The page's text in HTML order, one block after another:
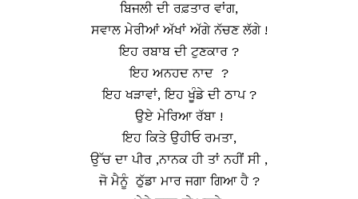
ਬਿਜਲੀ ਦੀ ਰਫ਼ਤਾਰ ਵਾਂਗ,
ਸਵਾਲ ਮੇਰੀਆਂ ਅੱਖਾਂ ਅੱਗੇ ਨੱਚਣ ਲੱਗੇ !
ਇਹ ਰਬਾਬ ਦੀ ਟੁਣਕਾਰ ?
ਇਹ ਅਨਹਦ ਨਾਦ ?
ਇਹ ਖੜਾਵਾਂ, ਇਹ ਖੂੰਡੇ ਦੀ ਠਾਪ ?
ਉਏ ਮੇਰਿਆ ਰੱਬਾ !
ਇਹ ਕਿਤੇ ਉਹੀਓ ਰਮਤਾ,
ਉੱਚ ਦਾ ਪੀਰ ,ਨਾਨਕ ਹੀ ਤਾਂ ਨਹੀਂ ਸੀ ,
ਜੋ ਮੈਨੂੰ ਠੁੱਡਾ ਮਾਰ ਜਗਾ ਗਿਆ ਹੈ ?